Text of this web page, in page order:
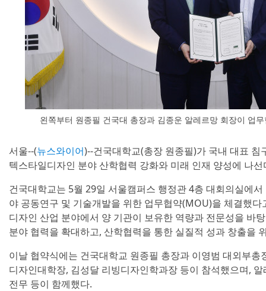
왼쪽부터 원종필 건국대 총장과 김종운 알레르망 회장이 업
서울--(뉴스와이어)--건국대학교(총장 원종필)가 국내 대표 침
텍스타일디자인 분야 산학협력 강화와 미래 인재 양성에 나선
건국대학교는 5월 29일 서울캠퍼스 행정관 4층 대회의실에
야 공동연구 및 기술개발을 위한 업무협약(MOU)을 체결했다
디자인 산업 분야에서 양 기관이 보유한 역량과 전문성을 바
분야 협력을 확대하고, 산학협력을 통한 실질적 성과 창출을
이날 협약식에는 건국대학교 원종필 총장과 이영범 대외부
디자인대학장, 김성달 리빙디자인학과장 등이 참석했으며,
전무 등이 함께했다.